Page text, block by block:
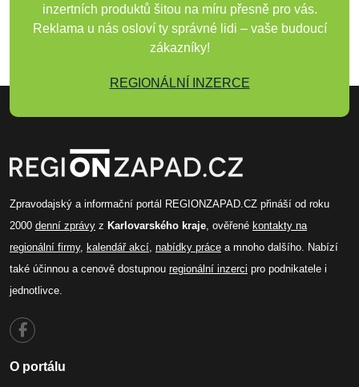
inzertních produktů šitou na míru přesně pro vás.
Reklama u nás osloví ty správné lidi – vaše budoucí
zákazníky!
REGIONÁLNÍ INZERCE
Zpravodajský a informační portál REGIONZAPAD.CZ přináší od roku
2000 denní zprávy z Karlovarského kraje, ověřené kontakty na
regionální firmy, kalendář akcí, nabídky práce a mnoho dalšího. Nabízí
také účinnou a cenově dostupnou regionální inzerci pro podnikatele i
jednotlivce.
O portálu